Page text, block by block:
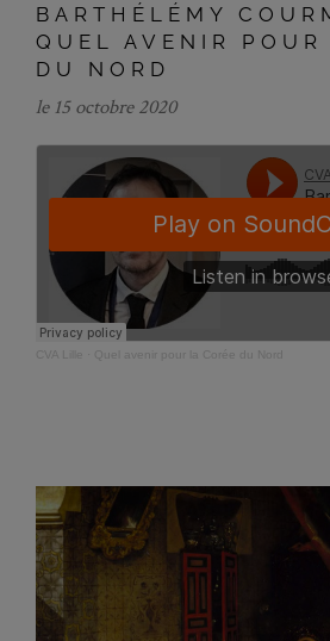
BARTHÉLÉMY
QUEL AVENIR POUR
DU NORD
le 15 octobre 2020
CVA Lille Quel avenir pour la Corée du Nord